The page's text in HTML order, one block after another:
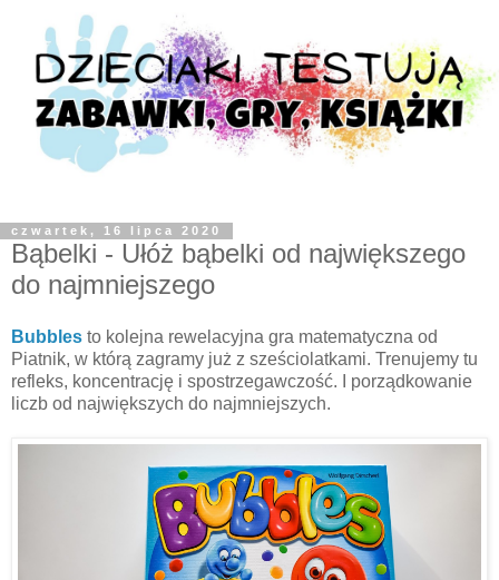
czwartek, 16 lipca 2020
Bąbelki - Ułóż bąbelki od największego
do najmniejszego
Bubbles to kolejna rewelacyjna gra matematyczna od
Piatnik, w którą zagramy już z sześciolatkami. Trenujemy tu
refleks, koncentrację i spostrzegawczość. I porządkowanie
liczb od największych do najmniejszych.